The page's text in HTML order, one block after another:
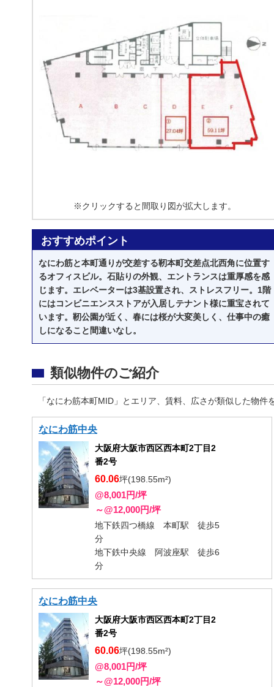
※クリックすると間取り図が拡大します。
おすすめポイント
なにわ筋と本町通りが交差する靭本町交差点北西角に位置す
るオフィスビル。石貼りの外観、エントランスは重厚感を感
じます。エレベーターは3基設置され、ストレスフリー。1階
にはコンビニエンスストアが入居しテナント様に重宝されて
います。靭公園が近く、春には桜が大変美しく、仕事中の癒
しになること間違いなし。
類似物件のご紹介
「なにわ筋本町MID」とエリア、賃料、広さが類似した物件
なにわ筋中央
大阪府大阪市西区西本町2丁目2
番2号
60.06坪(198.55m²)
@8,001円/坪
～@12,000円/坪
地下鉄四つ橋線 本町駅 徒歩5
分
地下鉄中央線 阿波座駅 徒歩6
分
なにわ筋中央
大阪府大阪市西区西本町2丁目2
番2号
60.06坪(198.55m²)
@8,001円/坪
～@12,000円/坪